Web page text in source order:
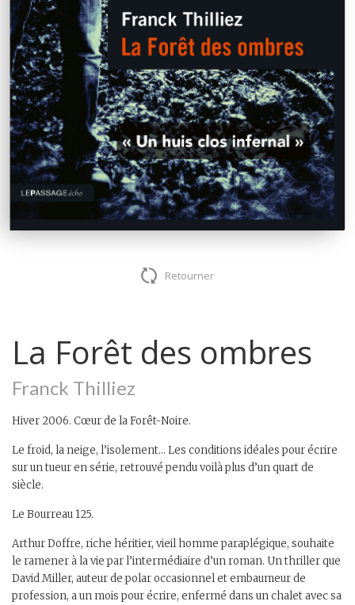
Retourner
La Forêt des ombres
Franck Thilliez
Hiver 2006. Cœur de la Forêt-Noire.
Le froid, la neige, l’isolement… Les conditions idéales pour écrire
sur un tueur en série, retrouvé pendu voilà plus d’un quart de
siècle.
Le Bourreau 125.
Arthur Doffre, riche héritier, vieil homme paraplégique, souhaite
le ramener à la vie par l’intermédiaire d’un roman. Un thriller que
David Miller, auteur de polar occasionnel et embaumeur de
profession, a un mois pour écrire, enfermé dans un chalet avec sa